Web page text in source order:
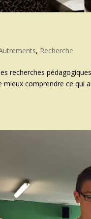
, Recherche
recherches
comprendre ce qui